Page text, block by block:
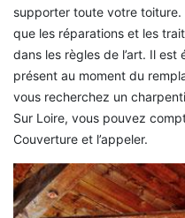
supporter toute votre
que les réparations et les
dans les règles de l’art. Il
présent au moment du
vous recherchez un
Sur Loire, vous pouvez
Couverture et l’appeler.